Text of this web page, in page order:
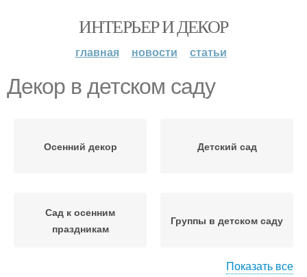
ИНТЕРЬЕР И ДЕКОР
главная новости статьи
Декор в детском саду
Осенний декор Детский сад
Сад к осенним
праздникам
Группы в детском саду
Показать все